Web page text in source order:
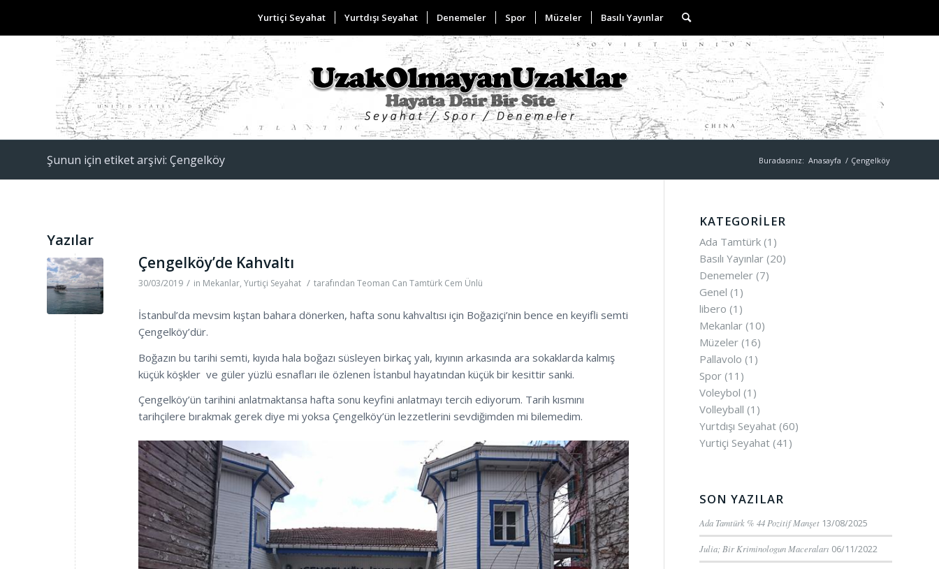
Yurtiçi Seyahat Yurtdışı Seyahat Denemeler Spor Müzeler Basılı Yayınlar
Şunun için etiket arşivi: Çengelköy Buradasınız: Anasayfa / Çengelköy
Yazılar
Çengelköy’de Kahvaltı
30/03/2019 / in Mekanlar, Yurtiçi Seyahat / tarafından Teoman Can Tamtürk Cem Ünlü
İstanbul’da mevsim kıştan bahara dönerken, hafta sonu kahvaltısı için Boğaziçi’nin bence en keyifli semti
Çengelköy’dür.
Boğazın bu tarihi semti, kıyıda hala boğazı süsleyen birkaç yalı, kıyının arkasında ara sokaklarda kalmış
küçük köşkler ve güler yüzlü esnafları ile özlenen İstanbul hayatından küçük bir kesittir sanki.
Çengelköy’ün tarihini anlatmaktansa hafta sonu keyfini anlatmayı tercih ediyorum. Tarih kısmını
tarihçilere bırakmak gerek diye mi yoksa Çengelköy’ün lezzetlerini sevdiğimden mi bilemedim.
KATEGORILER
Ada Tamtürk (1)
Basılı Yayınlar (20)
Denemeler (7)
Genel (1)
libero (1)
Mekanlar (10)
Müzeler (16)
Pallavolo (1)
Spor (11)
Voleybol (1)
Volleyball (1)
Yurtdışı Seyahat (60)
Yurtiçi Seyahat (41)
SON YAZILAR
Ada Tamtürk % 44 Pozitif Manşet 13/08/2025
Julia; Bir Kriminologun Maceraları 06/11/2022